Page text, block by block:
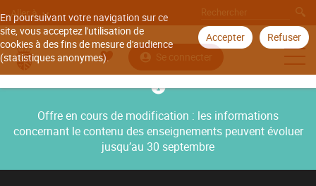
En poursuivant votre navigation sur ce
site, vous acceptez l'utilisation de
cookies à des fins de mesure d'audience
(statistiques anonymes).
Accepter Refuser
Aller à
Se connecter
Offre en cours de modification : les informations
concernant le contenu des enseignements peuvent évoluer
jusqu’au 30 septembre